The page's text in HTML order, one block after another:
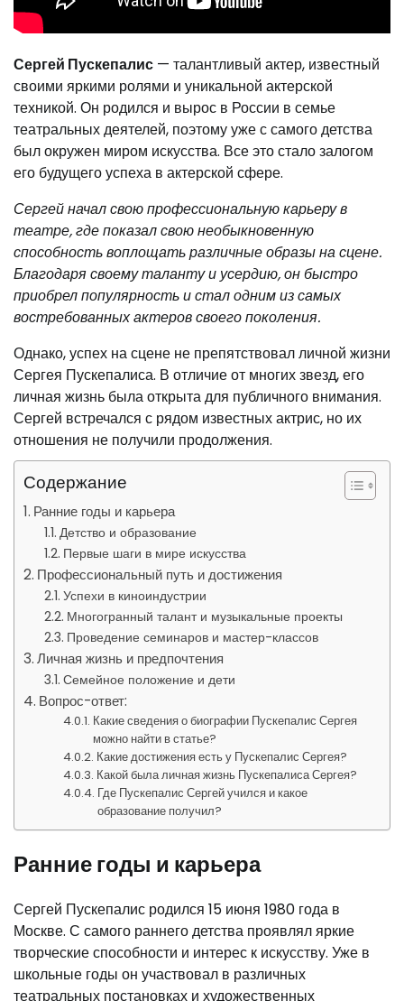
Сергей Пускепалис — талантливый актер, известный
своими яркими ролями и уникальной актерской
техникой. Он родился и вырос в России в семье
театральных деятелей, поэтому уже с самого детства
был окружен миром искусства. Все это стало залогом
его будущего успеха в актерской сфере.
Сергей начал свою профессиональную карьеру в
театре, где показал свою необыкновенную
способность воплощать различные образы на сцене.
Благодаря своему таланту и усердию, он быстро
приобрел популярность и стал одним из самых
востребованных актеров своего поколения.
Однако, успех на сцене не препятствовал личной жизни
Сергея Пускепалиса. В отличие от многих звезд, его
личная жизнь была открыта для публичного внимания.
Сергей встречался с рядом известных актрис, но их
отношения не получили продолжения.
Содержание
Ранние годы и карьера
Детство и образование
Первые шаги в мире искусства
Профессиональный путь и достижения
Успехи в киноиндустрии
Многогранный талант и музыкальные проекты
Проведение семинаров и мастер-классов
Личная жизнь и предпочтения
Семейное положение и дети
Вопрос-ответ:
Какие сведения о биографии Пускепалис Сергея
можно найти в статье?
Какие достижения есть у Пускепалис Сергея?
Какой была личная жизнь Пускепалиса Сергея?
Где Пускепалис Сергей учился и какое
образование получил?
Ранние годы и карьера
Сергей Пускепалис родился 15 июня 1980 года в
Москве. С самого раннего детства проявлял яркие
творческие способности и интерес к искусству. Уже в
школьные годы он участвовал в различных
театральных постановках и художественных